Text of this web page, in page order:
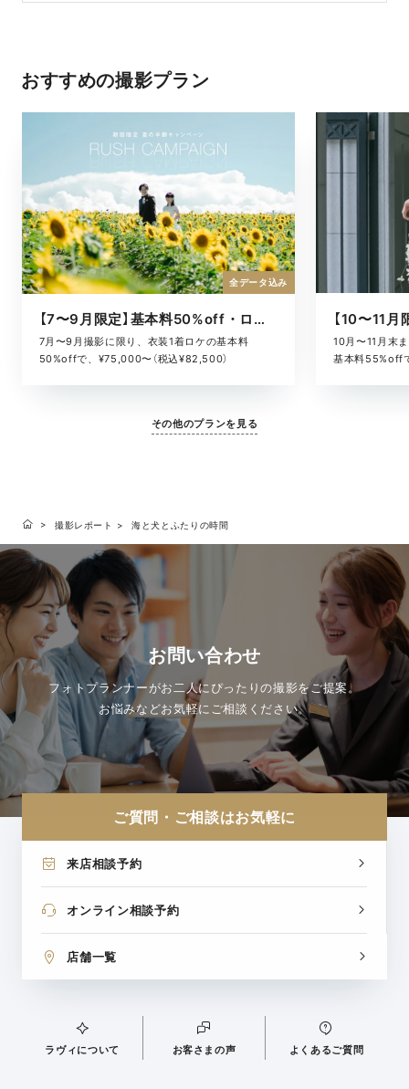
おすすめの撮影プラン
【7〜9月限定】基本料50%off・ロケキャンペーン
7月〜9月撮影に限り、衣装1着ロケの基本料
50%offで、¥75,000〜（税込¥82,500）
全データ込み
10月〜11月末
基本料55%off
その他のプランを見る
撮影レポート 海と犬とふたりの時間
お問い合わせ
フォトプランナーがお二人にぴったりの撮影をご提案。
お悩みなどお気軽にご相談ください。
ご質問・ご相談はお気軽に
来店相談予約
オンライン相談予約
店舗一覧
ラヴィについて お客さまの声 よくあるご質問